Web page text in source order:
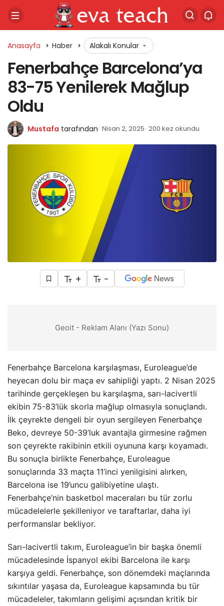
Anasayfa Haber Alakalı Konular
Fenerbahçe Barcelona’ya
83-75 Yenilerek Mağlup
Oldu
Mustafa tarafından Nisan 2, 2025 200 kez okundu
+ -
Geoit - Reklam Alanı (Yazı Sonu)
Fenerbahçe Barcelona karşılaşması, Euroleague’de
heyecan dolu bir maça ev sahipliği yaptı. 2 Nisan 2025
tarihinde gerçekleşen bu karşılaşma, sarı-lacivertli
ekibin 75-83’lük skorla mağlup olmasıyla sonuçlandı.
İlk çeyrekte dengeli bir oyun sergileyen Fenerbahçe
Beko, devreye 50-39’luk avantajla girmesine rağmen
son çeyrekte rakibinin etkili oyununa karşı koyamadı.
Bu sonuçla birlikte Fenerbahçe, Euroleague
sonuçlarında 33 maçta 11’inci yenilgisini alırken,
Barcelona ise 19’uncu galibiyetine ulaştı.
Fenerbahçe’nin basketbol maceraları bu tür zorlu
mücadelelerle şekilleniyor ve taraftarlar, daha iyi
performanslar bekliyor.
Sarı-lacivertli takım, Euroleague’in bir başka önemli
mücadelesinde İspanyol ekibi Barcelona ile karşı
karşıya geldi. Fenerbahçe, son dönemdeki maçlarında
sıkıntılar yaşasa da, Euroleague kapsamında bu tür
mücadeleler, takımların gelişimi açısından kritik bir